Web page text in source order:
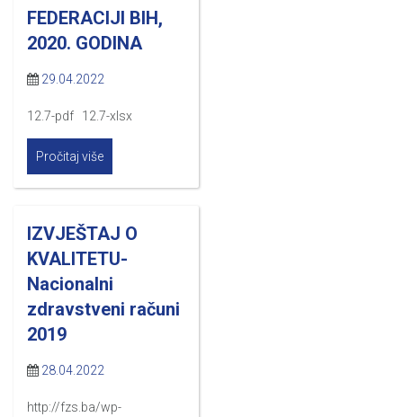
FEDERACIJI BIH,
2020. GODINA
29.04.2022
12.7-pdf 12.7-xlsx
Pročitaj više
IZVJEŠTAJ O
KVALITETU-
Nacionalni
zdravstveni računi
2019
28.04.2022
http://fzs.ba/wp-